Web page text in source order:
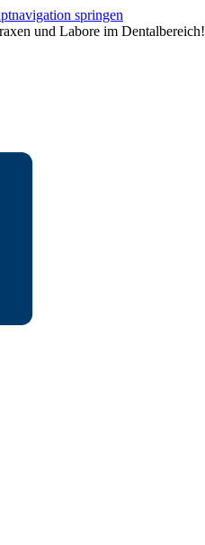
springen
und Labore im Dentalbereich!